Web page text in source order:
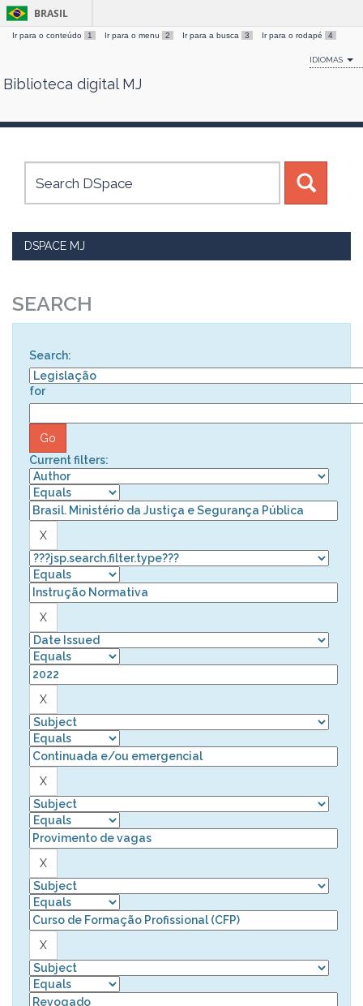
Skip
BRASIL
Ir para o conteúdo 1 Ir para o menu 2 Ir para a busca 3 Ir para o rodapé 4
IDIOMAS
Biblioteca digital MJ
DSPACE MJ
SEARCH
Search:
for
Current filters: